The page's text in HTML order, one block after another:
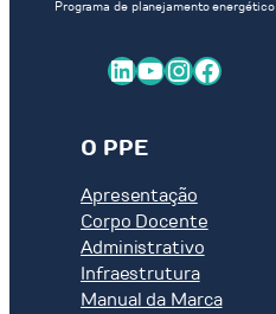
com
Augusto
Galheigo,
IBAMA
Programa de planejamento energético
LinkedIn Youtube InstagramFacebook
O PPE
Apresentação
Corpo Docente
Administrativo
Infraestrutura
Manual da Marca